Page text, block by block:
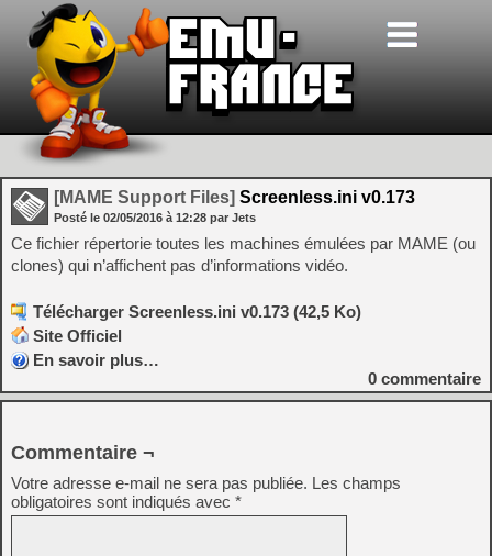
[MAME Support Files] Screenless.ini v0.173
Posté le 02/05/2016 à 12:28 par Jets
Ce fichier répertorie toutes les machines émulées par MAME (ou
clones) qui n’affichent pas d’informations vidéo.
Télécharger Screenless.ini v0.173 (42,5 Ko)
Site Officiel
En savoir plus…
0 commentaire
Commentaire ¬
Votre adresse e-mail ne sera pas publiée. Les champs
obligatoires sont indiqués avec *